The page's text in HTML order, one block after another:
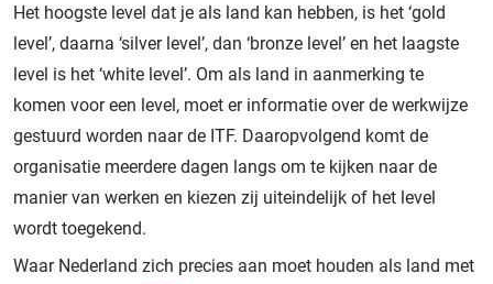
Het hoogste level dat je als land kan hebben, is het ‘gold
level’, daarna ‘silver level’, dan ‘bronze level’ en het laagste
level is het ‘white level’. Om als land in aanmerking te
komen voor een level, moet er informatie over de werkwijze
gestuurd worden naar de ITF. Daaropvolgend komt de
organisatie meerdere dagen langs om te kijken naar de
manier van werken en kiezen zij uiteindelijk of het level
wordt toegekend.
Waar Nederland zich precies aan moet houden als land met